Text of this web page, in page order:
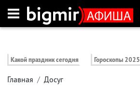
Какой праздник сегодня Гороскопы 2025
Главная Досуг